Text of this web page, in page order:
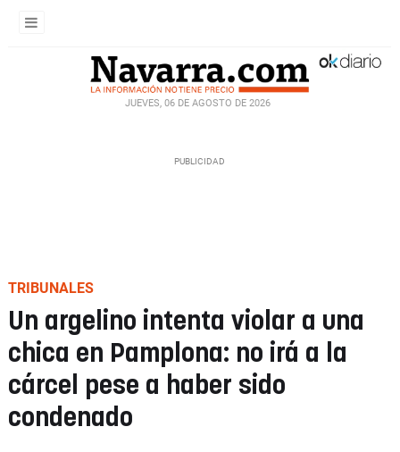
JUEVES, 06 DE AGOSTO DE 2026
TRIBUNALES
Un argelino intenta violar a una
chica en Pamplona: no irá a la
cárcel pese a haber sido
condenado